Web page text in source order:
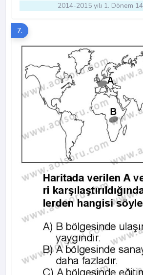
2014-2015 yılı 1. Dönem
7.